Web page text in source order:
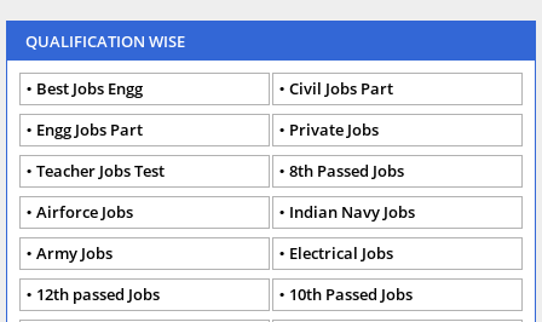
QUALIFICATION WISE
Best Jobs Engg
Civil Jobs Part
Engg Jobs Part
Private Jobs
Teacher Jobs Test
8th Passed Jobs
Airforce Jobs
Indian Navy Jobs
Army Jobs
Electrical Jobs
12th passed Jobs
10th Passed Jobs